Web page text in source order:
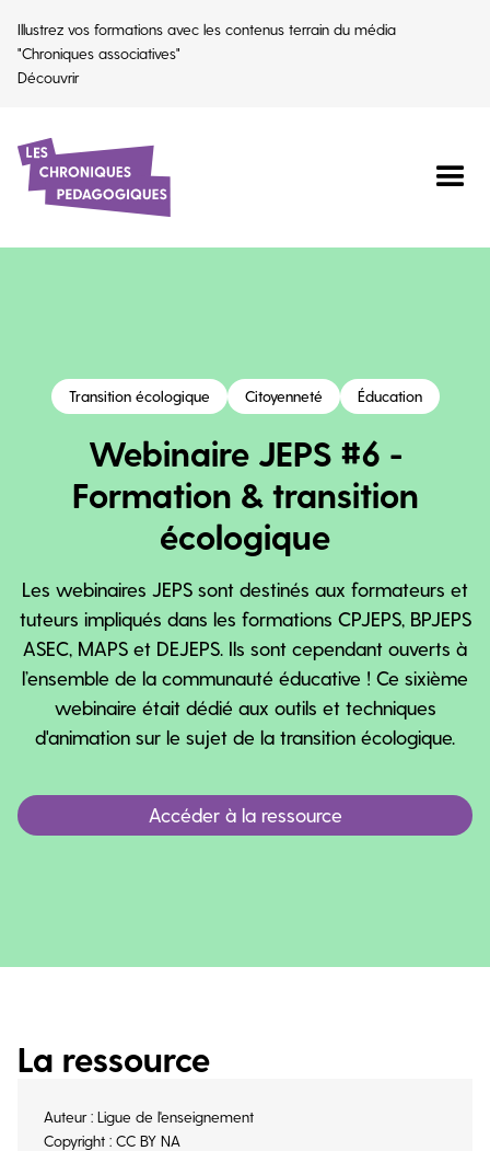
Illustrez vos formations avec les contenus terrain du média
"Chroniques associatives"
Découvrir
Transition écologique Citoyenneté Éducation
Webinaire JEPS #6 -
Formation & transition
écologique
Les webinaires JEPS sont destinés aux formateurs et
tuteurs impliqués dans les formations CPJEPS, BPJEPS
ASEC, MAPS et DEJEPS. Ils sont cependant ouverts à
l’ensemble de la communauté éducative ! Ce sixième
webinaire était dédié aux outils et techniques
d'animation sur le sujet de la transition écologique.
Accéder à la ressource
La ressource
Auteur : Ligue de l'enseignement
Copyright : CC BY NA